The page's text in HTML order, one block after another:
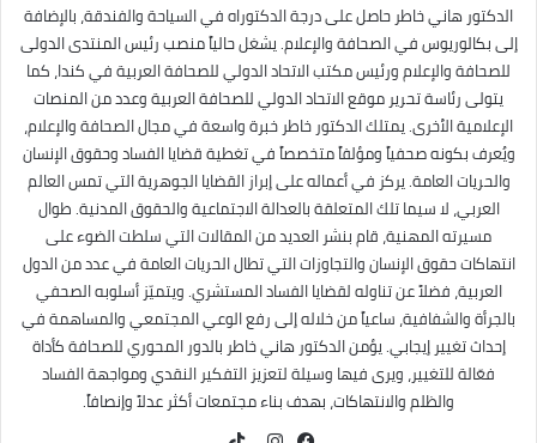
الدكتور هاني خاطر حاصل على درجة الدكتوراه في السياحة والفندقة، بالإضافة
إلى بكالوريوس في الصحافة والإعلام. يشغل حالياً منصب رئيس المنتدى الدولى
للصحافة والإعلام ورئيس مكتب الاتحاد الدولي للصحافة العربية في كندا، كما
يتولى رئاسة تحرير موقع الاتحاد الدولي للصحافة العربية وعدد من المنصات
الإعلامية الأخرى. يمتلك الدكتور خاطر خبرة واسعة في مجال الصحافة والإعلام،
ويُعرف بكونه صحفياً ومؤلفاً متخصصاً في تغطية قضايا الفساد وحقوق الإنسان
والحريات العامة. يركز في أعماله على إبراز القضايا الجوهرية التي تمس العالم
العربي، لا سيما تلك المتعلقة بالعدالة الاجتماعية والحقوق المدنية. طوال
مسيرته المهنية، قام بنشر العديد من المقالات التي سلطت الضوء على
انتهاكات حقوق الإنسان والتجاوزات التي تطال الحريات العامة في عدد من الدول
العربية، فضلاً عن تناوله لقضايا الفساد المستشري. ويتميّز أسلوبه الصحفي
بالجرأة والشفافية، ساعياً من خلاله إلى رفع الوعي المجتمعي والمساهمة في
إحداث تغيير إيجابي. يؤمن الدكتور هاني خاطر بالدور المحوري للصحافة كأداة
فعّالة للتغيير، ويرى فيها وسيلة لتعزيز التفكير النقدي ومواجهة الفساد
والظلم والانتهاكات، بهدف بناء مجتمعات أكثر عدلاً وإنصافاً.